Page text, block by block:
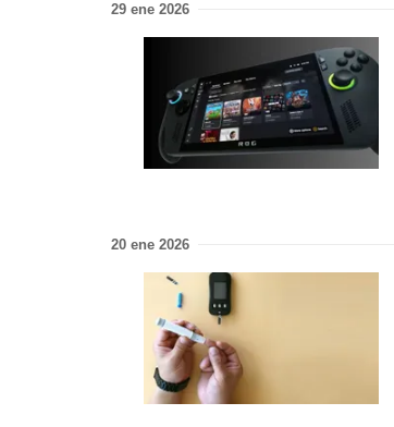
29 ene 2026
20 ene 2026